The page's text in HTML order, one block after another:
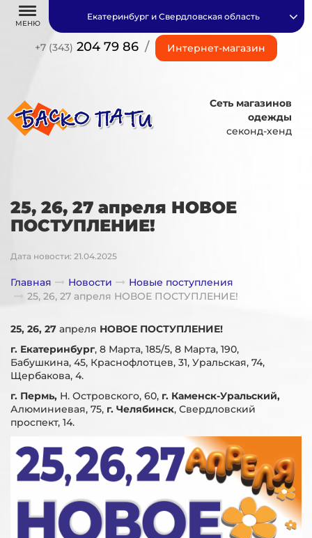
МЕНЮ
+7 (343) 204 79 86 / Интернет-магазин
Екатеринбург и Свердловская область
Сеть магазинов
одежды
секонд-хенд
25, 26, 27 апреля НОВОЕ
ПОСТУПЛЕНИЕ!
Дата новости: 21.04.2025
Главная Новости
Новые поступления
25, 26, 27 апреля НОВОЕ ПОСТУПЛЕНИЕ!
25, 26, 27 апреля НОВОЕ ПОСТУПЛЕНИЕ!
г. Екатеринбург, 8 Марта, 185/5, 8 Марта, 190,
Бабушкина, 45, Краснофлотцев, 31, Уральская, 74,
Щербакова, 4.
г. Пермь, Н. Островского, 60, г. Каменск-Уральский,
Алюминиевая, 75, г. Челябинск, Свердловский
проспект, 14.